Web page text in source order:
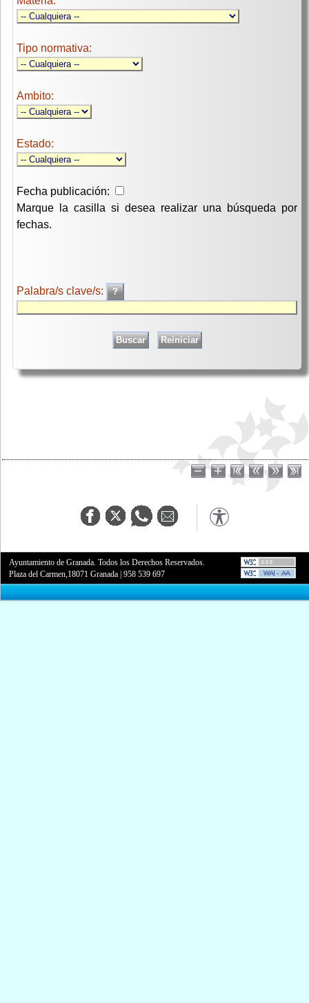
Tipo normativa:
Ambito:
Estado:
Fecha publicación:
Marque la casilla si desea realizar una búsqueda por
fechas.
Palabra/s clave/s:
Ayuntamiento de Granada. Todos los Derechos Reservados.
Plaza del Carmen,18071 Granada |958 539 697